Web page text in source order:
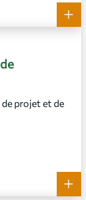
+
projet et de
+